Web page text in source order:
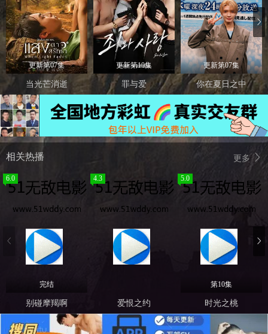
更新第07集
当光芒消逝
更新第10集
罪与爱
更新第07集
你在夏日之中
更多
相关热播
6.0
完结
别碰摩羯啊
4.3
爱恨之约
5.0
第10集
时光之桃